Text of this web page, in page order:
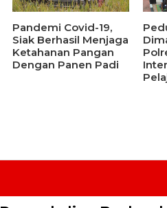
Pandemi Covid-19,
Siak Berhasil Menjaga
Ketahanan Pangan
Dengan Panen Padi